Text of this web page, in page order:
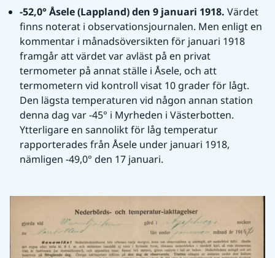
-52,0° Åsele (Lappland) den 9 januari 1918. Värdet
finns noterat i observationsjournalen. Men enligt en
kommentar i månadsöversikten för januari 1918
framgår att värdet var avläst på en privat
termometer på annat ställe i Åsele, och att
termometern vid kontroll visat 10 grader för lågt.
Den lägsta temperaturen vid någon annan station
denna dag var -45° i Myrheden i Västerbotten.
Ytterligare en sannolikt för låg temperatur
rapporterades från Åsele under januari 1918,
nämligen -49,0° den 17 januari.